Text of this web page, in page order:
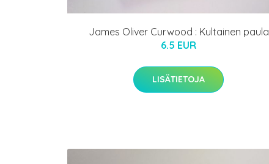
James Oliver Curwood : Kultainen paula
6.5 EUR
LISÄTIETOJA